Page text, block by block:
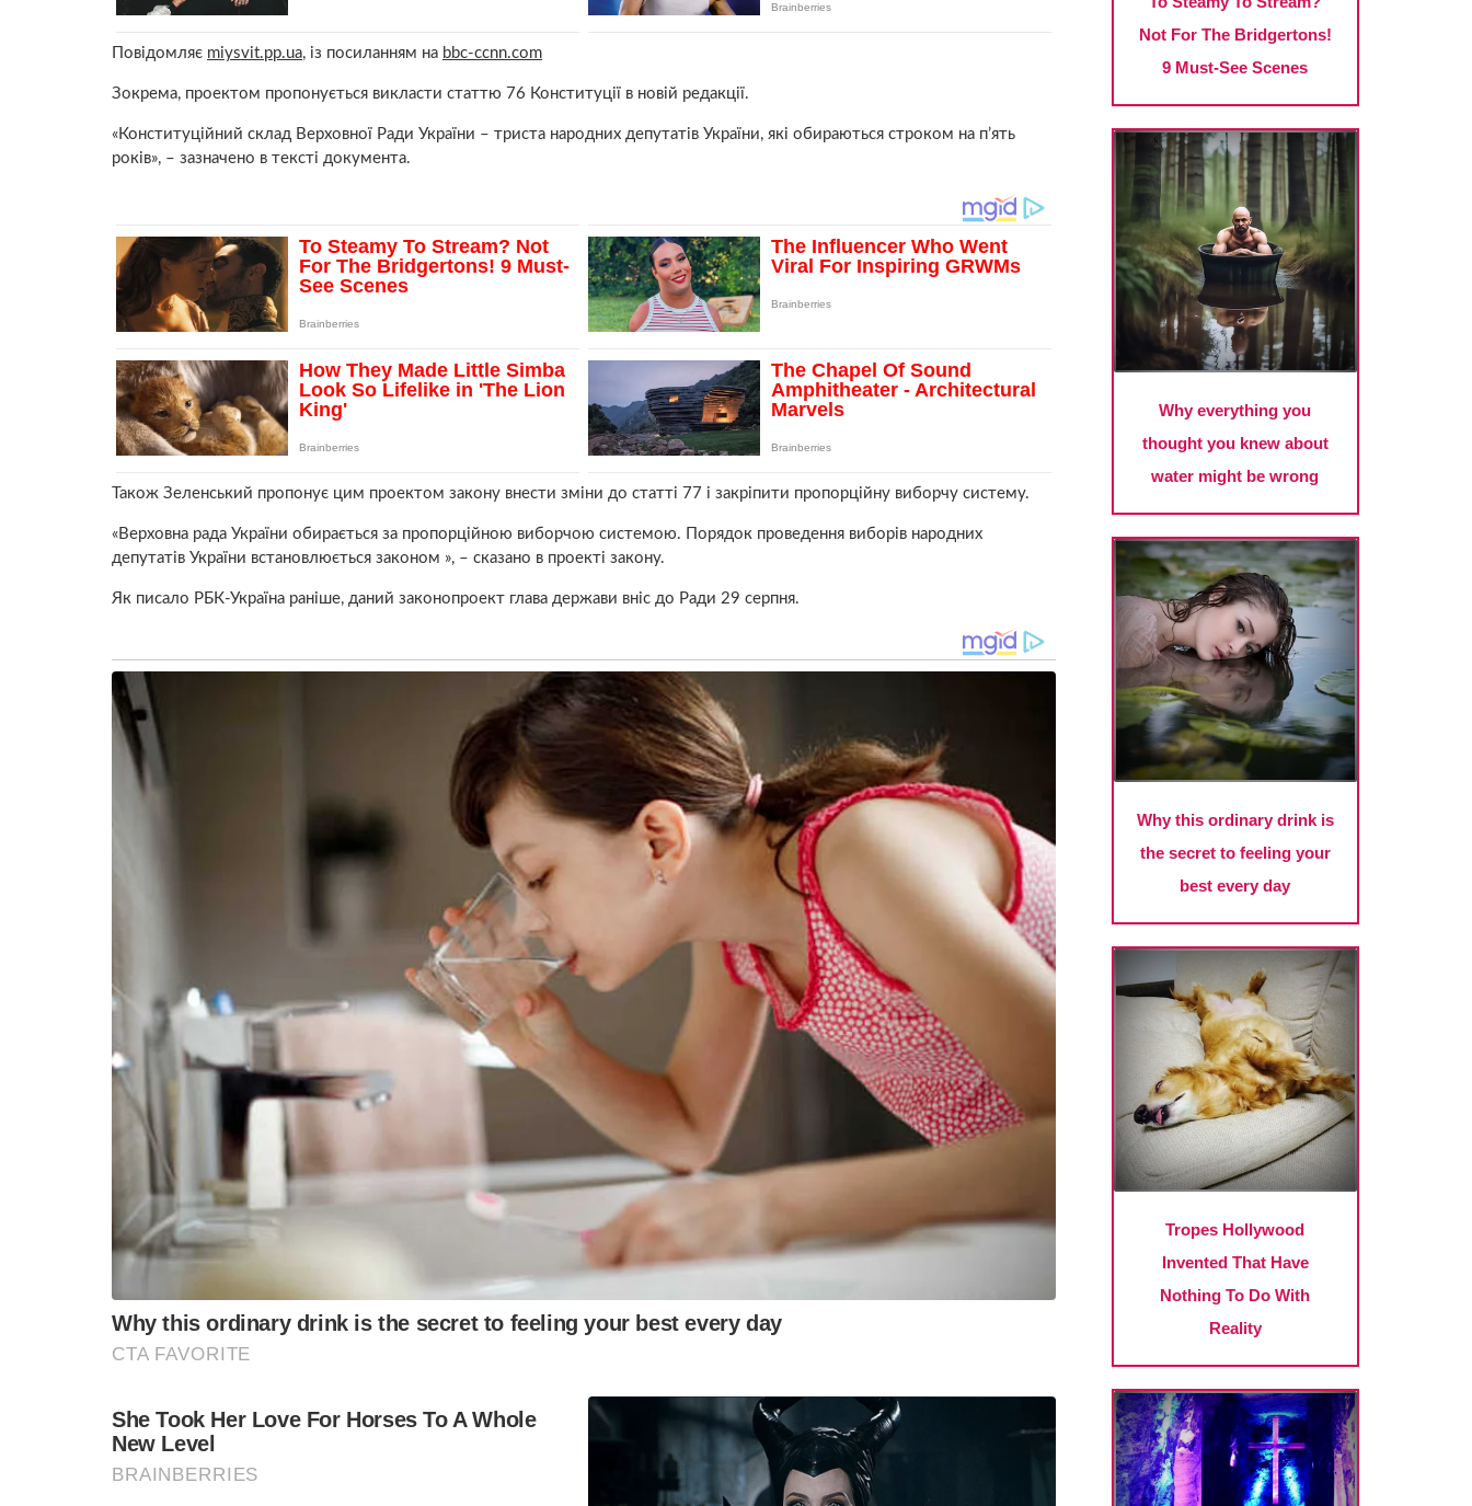
Повідомляє miysvit.pp.ua, із посиланням на bbc-ccnn.com
Зокрема, проектом пропонується викласти статтю 76 Конституції в новій редакції.
«Конституційний склад Верховної Ради України – триста народних депутатів України, які обираються строком на п’ять
років», – зазначено в тексті документа.
Також Зеленський пропонує цим проектом закону внести зміни до статті 77 і закріпити пропорційну виборчу систему.
«Верховна рада України обирається за пропорційною виборчою системою. Порядок проведення виборів народних
депутатів України встановлюється законом », – сказано в проекті закону.
Як писало РБК-Україна раніше, даний законопроект глава держави вніс до Ради 29 серпня.